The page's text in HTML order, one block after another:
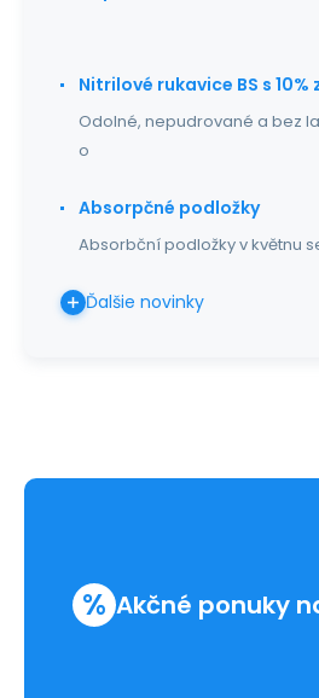
Nitrilové rukavice BS s 10%
Odolné, nepudrované a bez
o
Absorpčné podložky
Absorbční podložky v květnu
Ďalšie novinky
% Akčné ponuky